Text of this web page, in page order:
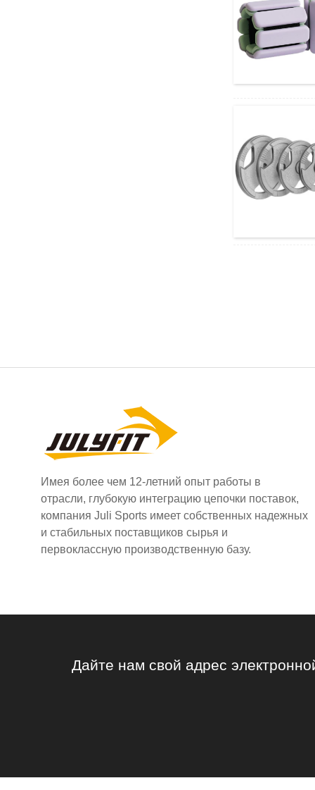
Имея более чем 12-летний опыт работы в
отрасли, глубокую интеграцию цепочки поставок,
компания Juli Sports имеет собственных надежных
и стабильных поставщиков сырья и
первоклассную производственную базу.
Дайте нам свой адрес